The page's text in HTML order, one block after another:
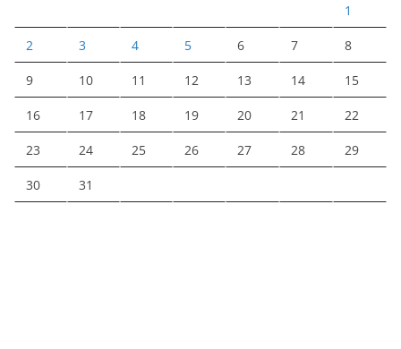
1
2 3 4 5 6 7 8
9 10 11 12 13 14 15
16 17 18 19 20 21 22
23 24 25 26 27 28 29
30 31